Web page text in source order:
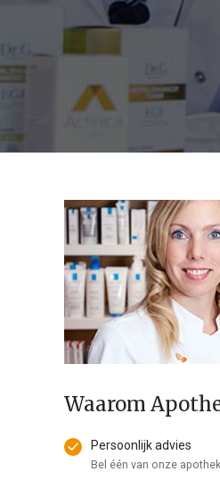
Waarom
Persoonlijk advies
Bel één van onze